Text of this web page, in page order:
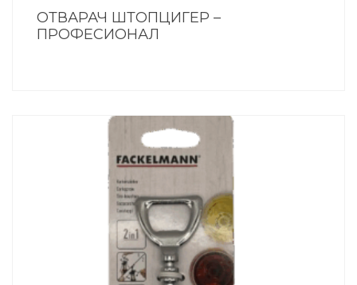
ОТВАРАЧ ШТОПЦИГЕР –
ПРОФЕСИОНАЛ